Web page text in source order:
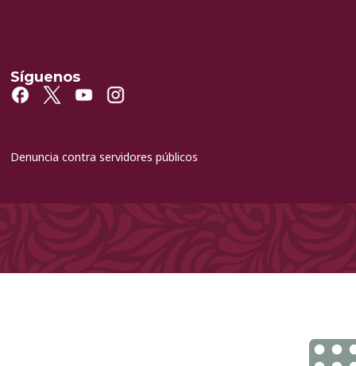
Síguenos
Denuncia contra servidores públicos